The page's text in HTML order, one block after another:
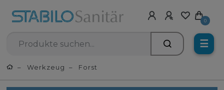
0
☰
Werkzeug Forst